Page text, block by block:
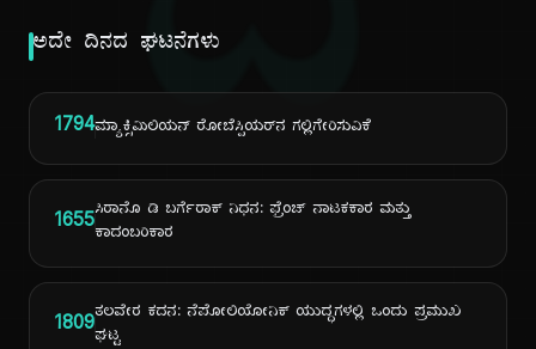
ಅದೇ ದಿನದ ಘಟನೆಗಳು
1794ಮ್ಯಾಕ್ಸಿಮಿಲಿಯನ್ ರೋಬೆಸ್ಪಿಯರ್‌ನ ಗಲ್ಲಿಗೇರಿಸುವಿಕೆ
1655ಸಿರಾನೊ ಡಿ ಬರ್ಗೆರಾಕ್ ನಿಧನ: ಫ್ರೆಂಚ್ ನಾಟಕಕಾರ ಮತ್ತು
ಕಾದಂಬರಿಕಾರ
1809ತಲವೇರ ಕದನ: ನೆಪೋಲಿಯೋನಿಕ್ ಯುದ್ಧಗಳಲ್ಲಿ ಒಂದು ಪ್ರಮುಖ
ಘಟ್ಟ